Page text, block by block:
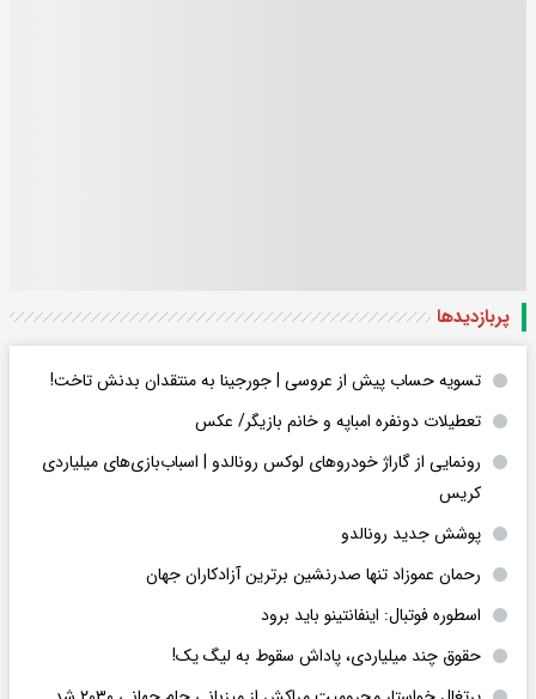
پربازدید‌ها
تسویه حساب پیش از عروسی | جورجینا به منتقدان بدنش تاخت!
تعطیلات دونفره امباپه و خانم بازیگر/ عکس
رونمایی از گاراژ خودروهای لوکس رونالدو | اسباب‌‌بازی‌های میلیاردی
کریس
پوشش جدید رونالدو
رحمان عموزاد تنها صدرنشین برترین آزادکاران جهان
اسطوره فوتبال: اینفانتینو باید برود
حقوق چند میلیاردی، پاداش سقوط به لیگ یک!